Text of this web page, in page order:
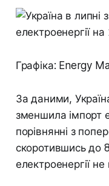
Графіка: Energy
За даними,
зменшила імпорт
порівнянні з
скоротившись до
електроенергії